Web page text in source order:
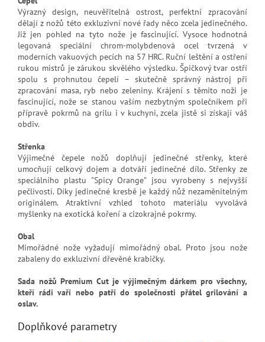
Výrazný design, neuvěřitelná ostrost, perfektní zpracování
dělají z nožů této exkluzivní nové řady něco zcela jedinečného.
Již jen pohled na tyto nože je fascinující. Vysoce hodnotná
legovaná speciální chrom-molybdenová ocel tvrzená v
moderních vakuových pecích na 57 HRC. Ruční leštění a ostření
rukou mistrů je zárukou skvělého výsledku. Špičkový tvar ostří
spolu s prohnutou čepelí – skutečně správný nástroj při
zpracování masa, ryb nebo zeleniny. Krájení s těmito noži je
fascinující, nože se stanou vaším nezbytným společníkem při
přípravě pokrmů na grilu i v kuchyni, zcela jistě si získají váš
obdiv.
Střenka
Výjimečné čepele nožů doplňují jedinečné střenky, které
umocňují celkový dojem a dotváří jedinečné dílo. Střenky ze
speciálního plastu "Spicy Orange" jsou vyrobeny s nejvyšší
pečlivostí. Díky jedinečné kresbě je každý nůž nezaměnitelným
originálem. Atraktivní vzhled tohoto materiálu vyvolává
myšlenky na exotická koření a cizokrajné pokrmy.
Obal
Mimořádné nože vyžadují mimořádný obal. Proto jsou nože
zabaleny do exkluzivní dřevěné krabičky.
Sada nožů Premium Cut je výjimečným dárkem pro všechny,
kteří rádi vaří nebo patří do společnosti přátel grilování a
oslav.
Doplňkové parametry